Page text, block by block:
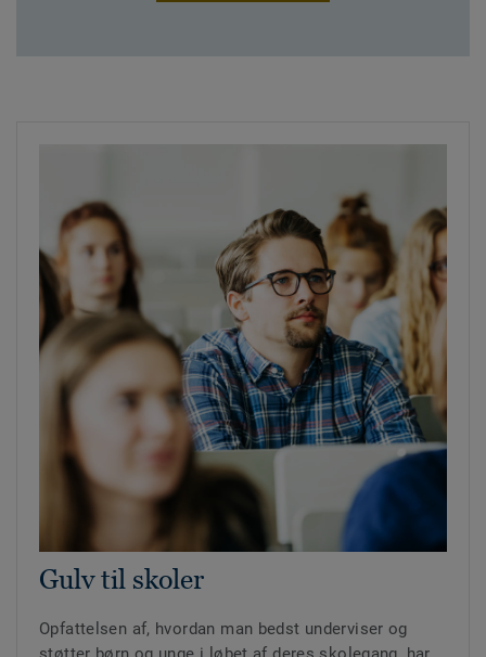
Gulv til skoler
Opfattelsen af, hvordan man bedst underviser og